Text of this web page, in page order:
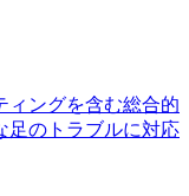
ィングを含む総合的
足のトラブルに対応